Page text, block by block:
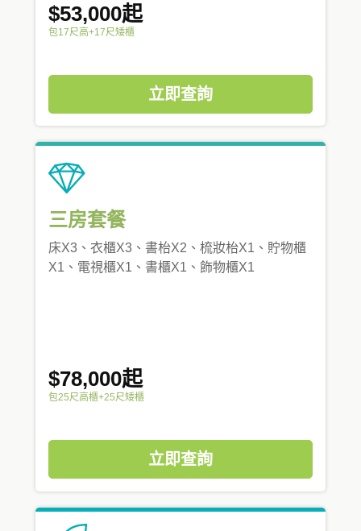
$53,000起
包17尺高+17尺矮櫃
立即查詢
三房套餐
床X3、衣櫃X3、書枱X2、梳妝枱X1、貯物櫃
X1、電視櫃X1、書櫃X1、飾物櫃X1
$78,000起
包25尺高櫃+25尺矮櫃
立即查詢